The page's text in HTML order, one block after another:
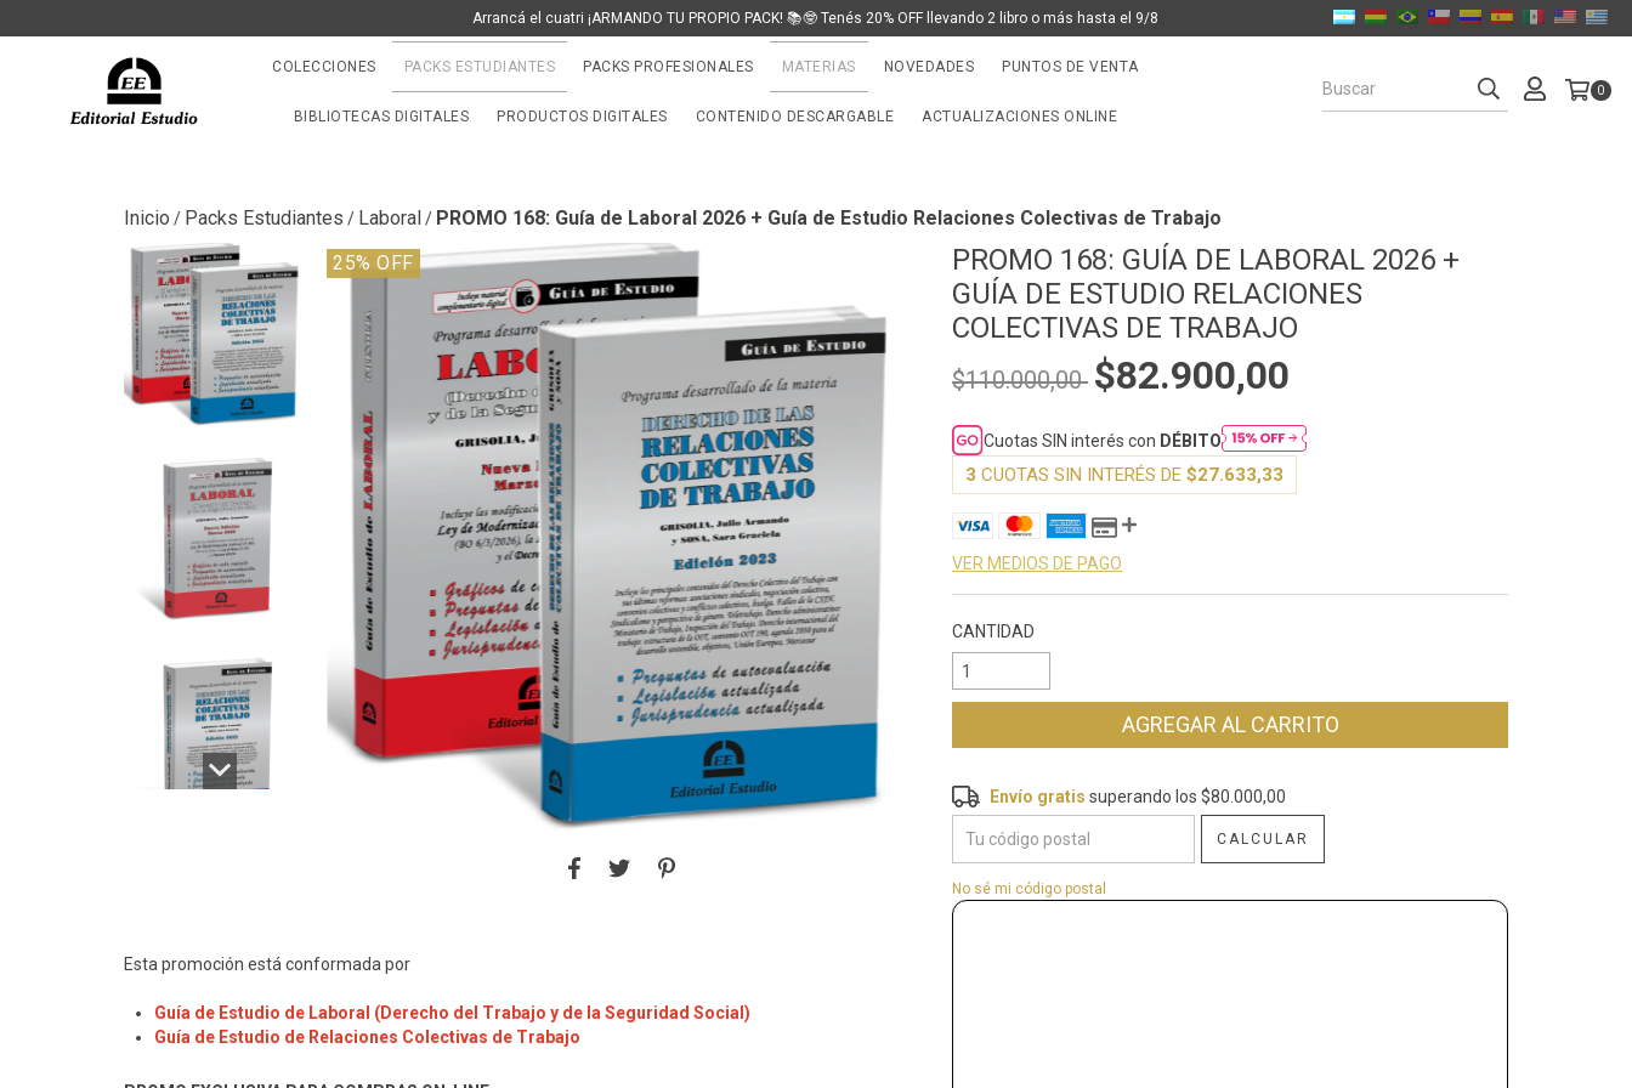
Arrancá el cuatri ¡ARMANDO TU PROPIO PACK! 📚🤓 Tenés 20% OFF llevando 2 libro o más hasta el 9/8
COLECCIONES PACKS ESTUDIANTES PACKS PROFESIONALES MATERIAS NOVEDADES PUNTOS DE VENTA
BIBLIOTECAS DIGITALES PRODUCTOS DIGITALES CONTENIDO DESCARGABLE ACTUALIZACIONES ONLINE
0
Inicio / Packs Estudiantes / Laboral/ PROMO 168: Guía de Laboral 2026 + Guía de Estudio Relaciones Colectivas de Trabajo
25% OFF
Esta promoción está conformada por
Guía de Estudio de Laboral (Derecho del Trabajo y de la Seguridad Social)
Guía de Estudio de Relaciones Colectivas de Trabajo
PROMO 168: GUÍA DE LABORAL 2026 +
GUÍA DE ESTUDIO RELACIONES
COLECTIVAS DE TRABAJO
$110.000,00 $82.900,00
Cuotas SIN interés con DÉBITO
3 CUOTAS SIN INTERÉS DE$27.633,33
VER MEDIOS DE PAGO
CANTIDAD
Envío gratis $80.000,00
Entregas para el CP:
Envío gratis superando los$80.000,00
CALCULAR
No sé mi código postal